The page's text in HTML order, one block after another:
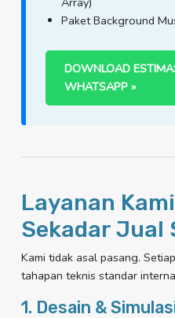
Paket Background
DOWNLOAD
WHATSAPP »
Layanan
Sekadar Jual
Kami tidak asal pasang.
tahapan teknis standar
1. Desain &